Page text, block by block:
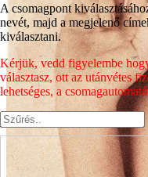
A csomagpont
nevét, majd a megjelenő
kiválasztani.
Kérjük, vedd figyelembe
választasz, ott az utánvétes
lehetséges, a